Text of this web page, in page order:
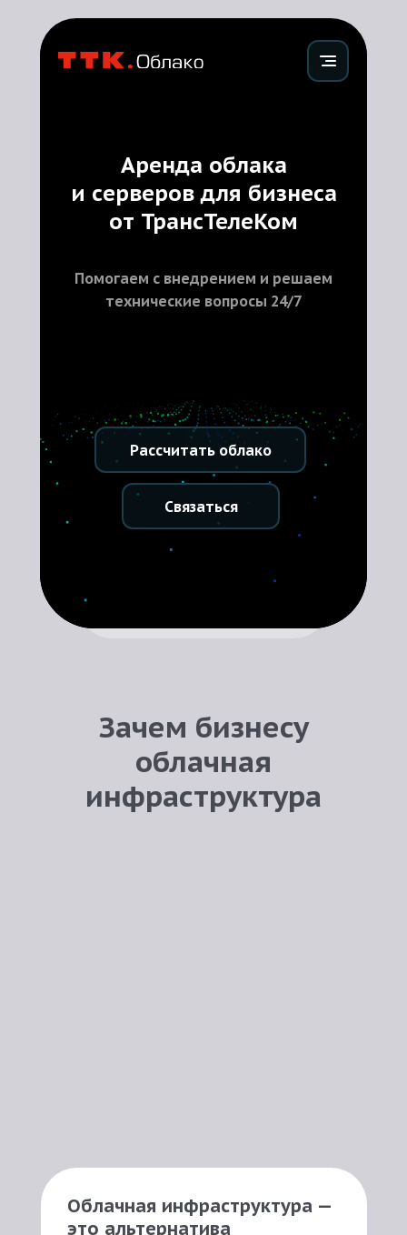
Аренда облака
и серверов для бизнеса
от ТрансТелеКом
Помогаем с внедрением и решаем
технические вопросы 24/7
Рассчитать облако
Связаться
Зачем бизнесу
облачная
инфраструктура
Облачная инфраструктура —
это альтернатива